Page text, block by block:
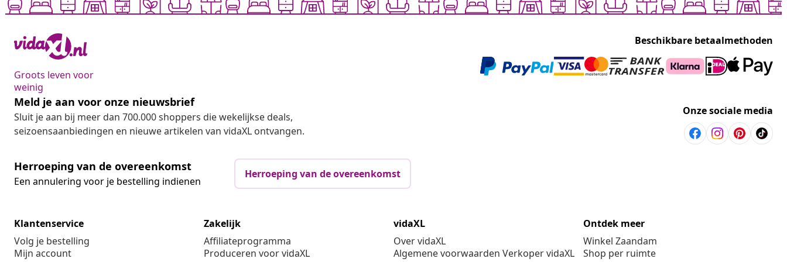
Groots leven voor
weinig
Beschikbare betaalmethoden
Meld je aan voor onze nieuwsbrief
Sluit je aan bij meer dan 700.000 shoppers die wekelijkse deals,
seizoensaanbiedingen en nieuwe artikelen van vidaXL ontvangen.
Onze sociale media
Herroeping van de overeenkomst
Een annulering voor je bestelling indienen
Herroeping van de overeenkomst
Klantenservice
Volg je bestelling
Mijn account
Zakelijk
Affiliateprogramma
Produceren voor vidaXL
vidaXL
Over vidaXL
Algemene voorwaarden Verkoper vidaXL
Ontdek meer
Winkel Zaandam
Shop per ruimte